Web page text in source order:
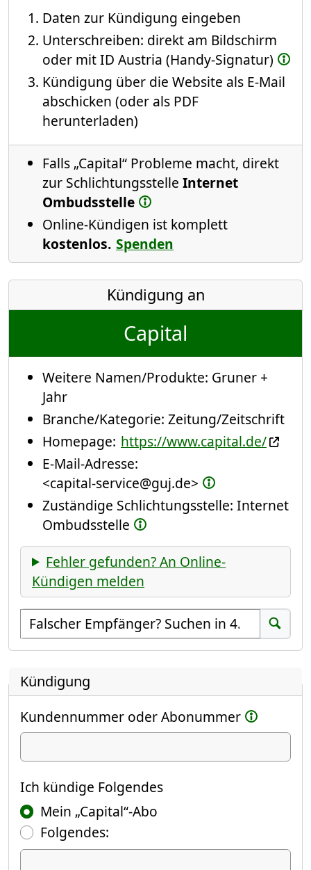
Daten zur Kündigung eingeben
Unterschreiben: direkt am Bildschirm
oder mit ID Austria (Handy-Signatur)
Kündigung über die Website als E-Mail
abschicken (oder als PDF
herunterladen)
Falls „Capital“ Probleme macht, direkt
zur Schlichtungsstelle Internet
Ombudsstelle
Online-Kündigen ist komplett
kostenlos. Spenden
Kündigung an
Capital
Weitere Namen/Produkte: Gruner +
Jahr
Branche/Kategorie: Zeitung/Zeitschrift
Homepage: https://www.capital.de/
E-Mail-Adresse:
<capital-service@guj.de>
Zuständige Schlichtungsstelle: Internet
Ombudsstelle
Fehler gefunden? An Online-
Kündigen melden
Empfänger suchen
Suchen
Kündigung
Kundennummer oder Abonummer
Ich kündige
Ich kündige Folgendes
Mein „Capital“-Abo
Folgendes:
Ich kündige Folgendes